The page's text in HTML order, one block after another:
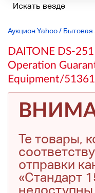
Аукцион Yahoo/ Бытовая
DAITONE DS-
Operation
Equipment/
Те товары,
отправки
«Стандарт